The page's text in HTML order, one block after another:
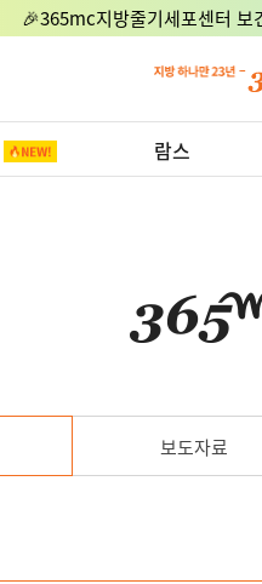
🎉365mc지방줄기세포센터 보
람스
보도자료